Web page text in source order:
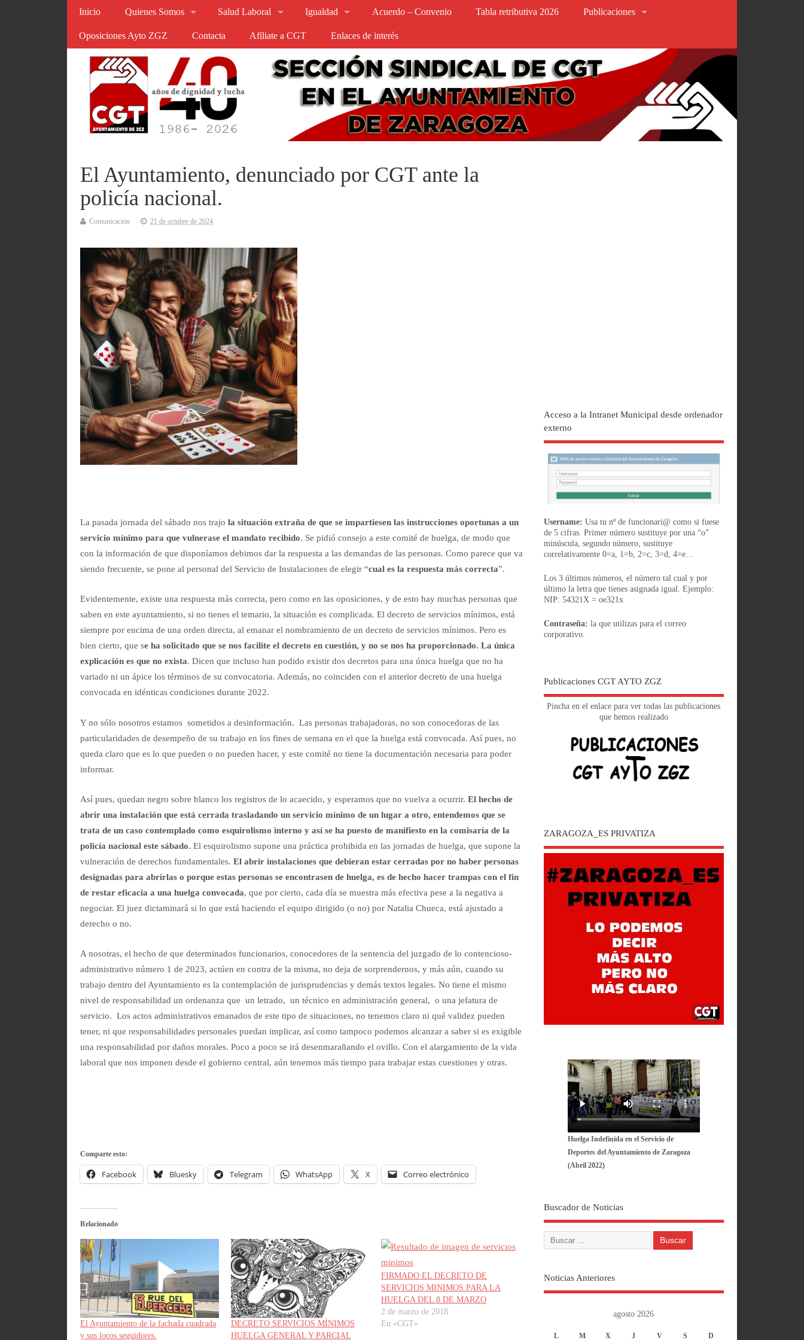
Inicio Quienes Somos Salud Laboral Igualdad Acuerdo – Convenio Tabla retributiva 2026 Publicaciones
Oposiciones Ayto ZGZ Contacta Afíliate a CGT Enlaces de interés
El Ayuntamiento, denunciado por CGT ante la
policía nacional.
Comunicación 21 de octubre de 2024
La pasada jornada del sábado nos trajola situación extraña de que se impartiesen las instrucciones oportunas a un
servicio mínimo para que vulnerase el mandato recibido. Se pidió consejo a este comité de huelga, de modo que
con la información de que disponíamos debimos dar la respuesta a las demandas de las personas. Como parece que va
siendo frecuente, se pone al personal del Servicio de Instalaciones de elegir “cual es la respuesta más correcta”.
Evidentemente, existe una respuesta más correcta, pero como en las oposiciones, y de esto hay muchas personas que
saben en este ayuntamiento, si no tienes el temario, la situación es complicada. El decreto de servicios mínimos, está
siempre por encima de una orden directa, al emanar el nombramiento de un decreto de servicios mínimos. Pero es
bien cierto, que se ha solicitado que se nos facilite el decreto en cuestión, y no se nos ha proporcionado. La única
explicación es que no exista. Dicen que incluso han podido existir dos decretos para una única huelga que no ha
variado ni un ápice los términos de su convocatoria. Además, no coinciden con el anterior decreto de una huelga
convocada en idénticas condiciones durante 2022.
Y no sólo nosotros estamos sometidos a desinformación. Las personas trabajadoras, no son conocedoras de las
particularidades de desempeño de su trabajo en los fines de semana en el que la huelga está convocada. Así pues, no
queda claro que es lo que pueden o no pueden hacer, y este comité no tiene la documentación necesaria para poder
informar.
Así pues, quedan negro sobre blanco los registros de lo acaecido, y esperamos que no vuelva a ocurrir.El hecho de
abrir una instalación que está cerrada trasladando un servicio mínimo de un lugar a otro, entendemos que se
trata de un caso contemplado como esquirolismo interno y así se ha puesto de manifiesto en la comisaría de la
policía nacional este sábado. El esquirolismo supone una práctica prohibida en las jornadas de huelga, que supone la
vulneración de derechos fundamentales.El abrir instalaciones que debieran estar cerradas por no haber personas
designadas para abrirlas o porque estas personas se encontrasen de huelga, es de hecho hacer trampas con el fin
de restar eficacia a una huelga convocada, que por cierto, cada día se muestra más efectiva pese a la negativa a
negociar. El juez dictaminará si lo que está haciendo el equipo dirigido (o no) por Natalia Chueca, está ajustado a
derecho o no.
A nosotras, el hecho de que determinados funcionarios, conocedores de la sentencia del juzgado de lo contencioso-
administrativo número 1 de 2023, actúen en contra de la misma, no deja de sorprendernos, y más aún, cuando su
trabajo dentro del Ayuntamiento es la contemplación de jurisprudencias y demás textos legales. No tiene el mismo
nivel de responsabilidad un ordenanza que un letrado, un técnico en administración general, o una jefatura de
servicio. Los actos administrativos emanados de este tipo de situaciones, no tenemos claro ni qué validez pueden
tener, ni que responsabilidades personales puedan implicar, así como tampoco podemos alcanzar a saber si es exigible
una responsabilidad por daños morales. Poco a poco se irá desenmarañando el ovillo. Con el alargamiento de la vida
laboral que nos imponen desde el gobierno central, aún tenemos más tiempo para trabajar estas cuestiones y otras.
Comparte esto:
Facebook Bluesky Telegram WhatsApp X Correo electrónico
Relacionado
El Ayuntamiento de la fachada cuadrada
y sus locos seguidores.
DECRETO SERVICIOS MÍNIMOS
HUELGA GENERAL Y PARCIAL
FIRMADO EL DECRETO DE
SERVICIOS MINIMOS PARA LA
HUELGA DEL 8 DE MARZO
2 de marzo de 2018
En «CGT»
Acceso a la Intranet Municipal desde ordenador
externo
Username: Usa tu nº de funcionari@ como si fuese
de 5 cifras. Primer número sustituye por una “o”
minúscula, segundo número, sustituye
correlativamente 0=a, 1=b, 2=c, 3=d, 4=e…
Los 3 últimos números, el número tal cual y por
último la letra que tienes asignada igual. Ejemplo:
NIP: 54321X = oe321x
Contraseña: la que utilizas para el correo
corporativo.
Publicaciones CGT AYTO ZGZ
Pincha en el enlace para ver todas las publicaciones
que hemos realizado
ZARAGOZA_ES PRIVATIZA
Huelga Indefinida en el Servicio de
Deportes del Ayuntamiento de Zaragoza
(Abril 2022)
Buscador de Noticias
Noticias Anteriores
agosto 2026
L M X J V S
D